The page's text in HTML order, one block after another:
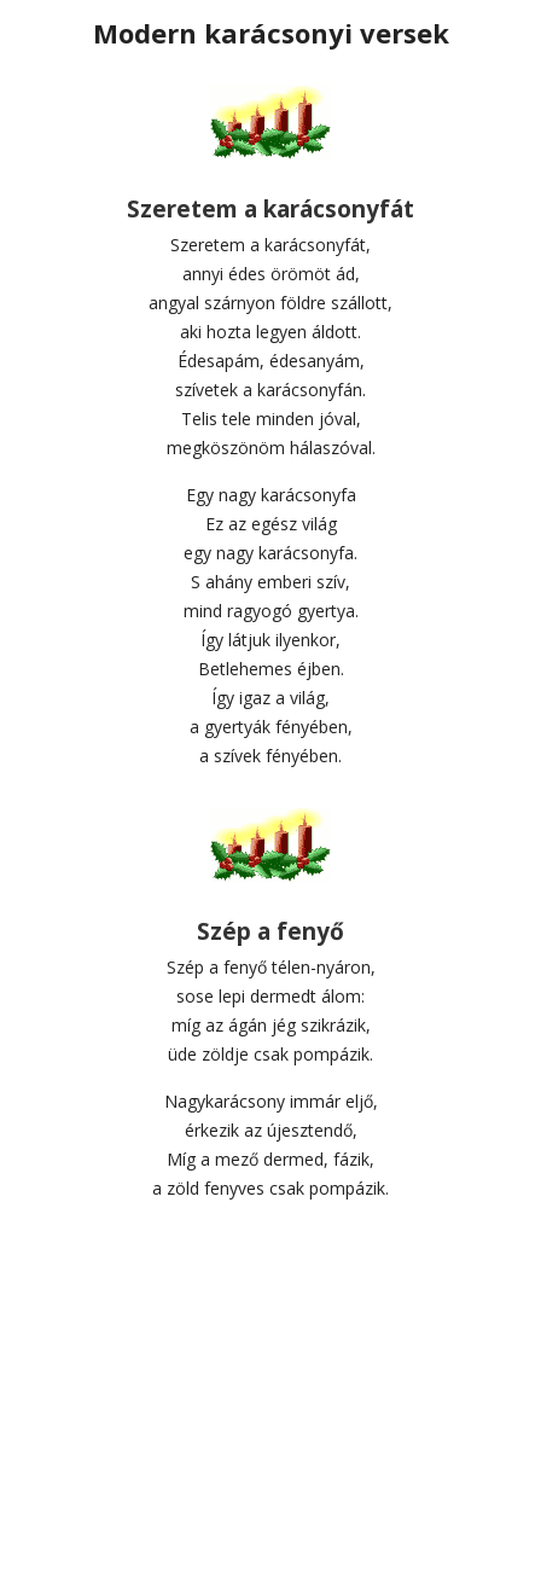
Modern karácsonyi versek
Szeretem a karácsonyfát
Szeretem a karácsonyfát,
annyi édes örömöt ád,
angyal szárnyon földre szállott,
aki hozta legyen áldott.
Édesapám, édesanyám,
szívetek a karácsonyfán.
Telis tele minden jóval,
megköszönöm hálaszóval.
Egy nagy karácsonyfa
Ez az egész világ
egy nagy karácsonyfa.
S ahány emberi szív,
mind ragyogó gyertya.
Így látjuk ilyenkor,
Betlehemes éjben.
Így igaz a világ,
a gyertyák fényében,
a szívek fényében.
Szép a fenyő
Szép a fenyő télen-nyáron,
sose lepi dermedt álom:
míg az ágán jég szikrázik,
üde zöldje csak pompázik.
Nagykarácsony immár eljő,
érkezik az újesztendő,
Míg a mező dermed, fázik,
a zöld fenyves csak pompázik.